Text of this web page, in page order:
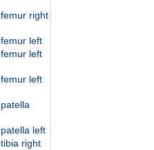
femur right
femur left
femur left
femur left
patella
patella left
tibia right